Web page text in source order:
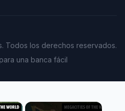
Todos los derechos reservados.
una banca fácil
×